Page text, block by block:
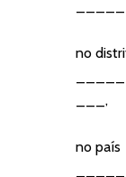
no
___,
no país